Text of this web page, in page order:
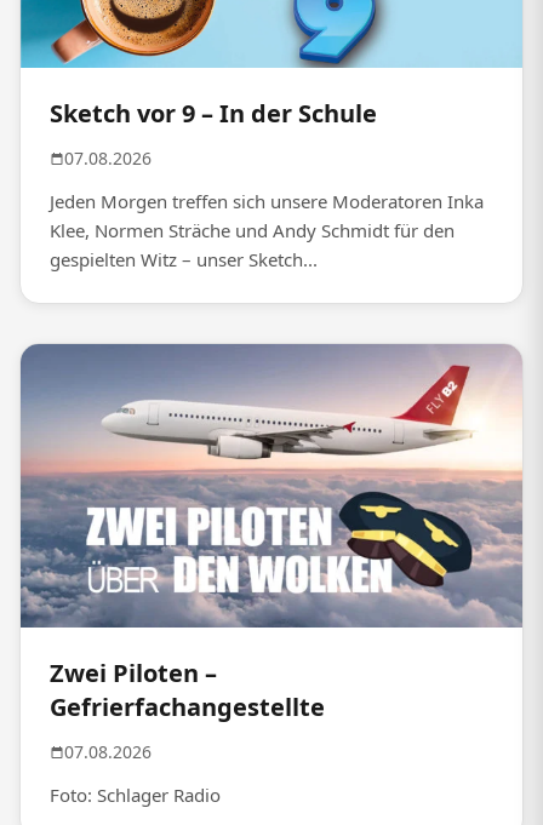
Sketch vor 9 – In der Schule
07.08.2026
Jeden Morgen treffen sich unsere Moderatoren Inka
Klee, Normen Sträche und Andy Schmidt für den
gespielten Witz – unser Sketch...
Zwei Piloten –
Gefrierfachangestellte
07.08.2026
Foto: Schlager Radio